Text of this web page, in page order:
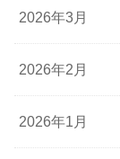
2026年3月
2026年2月
2026年1月